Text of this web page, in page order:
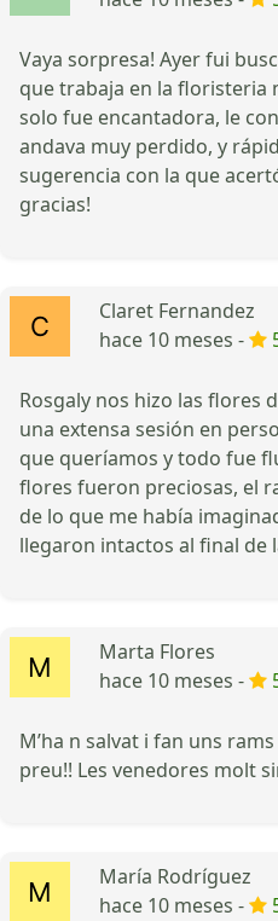
Vaya sorpresa! Ayer fui
que trabaja en la floristeria
solo fue encantadora, le
andava muy perdido, y
sugerencia con la que
gracias!
Claret Fernandez
hace 10 meses -
Rosgaly nos hizo las flores
una extensa sesión en
que queríamos y todo fue
flores fueron preciosas, el
de lo que me había
llegaron intactos al final de
Marta Flores
hace 10 meses -
M’ha n salvat i fan uns
preu!! Les venedores molt
María Rodríguez
hace 10 meses -